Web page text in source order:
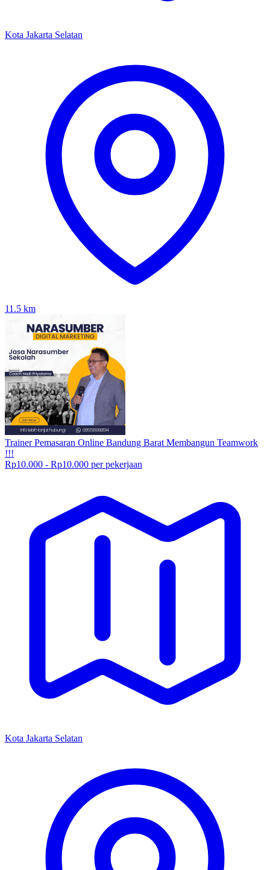
Kota Jakarta Selatan
11.5 km
Trainer Pemasaran Online Bandung Barat Membangun Teamwork
!!!
Rp10.000 - Rp10.000 per pekerjaan
Kota Jakarta Selatan